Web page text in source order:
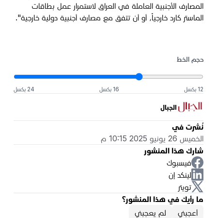
المصارف الأجنبية العاملة في العراق لاستمرار عمل بطاقات
الماستر كارد خارجياً، أو أن تتفق مع مصارف أجنبية دولية خارجية".
حجم الخط
12 بكسل 16 بكسل 24 بكسل
الجبال
نُشرت في
الخميس 26 يونيو 2025 10:15 م
شارك هذا المنشور
فيسبوك
لينكد إن
تويتر
ما رأيك في هذا المنشور؟
أعجبني
لم يعجبني